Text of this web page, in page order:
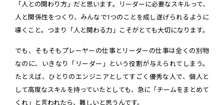
「人との関わり方」だと思います。リーダーに必要なスキルって、
人と関係性をつくり、みんなで1つのことを成し遂げられるように
導くこと。つまり「人と関わる力」こそがとても大切になります。
でも、そもそもプレーヤーの仕事とリーダーの仕事は全くの別物
なのに、いきなり「リーダー」という役割が与えられてしまう。
たとえば、ひとりのエンジニアとしてすごく優秀な人で、個人と
して高度なスキルを持っていたとしても、急に「チームをまとめて
くれ」と言われたら、難しいと思うんです。